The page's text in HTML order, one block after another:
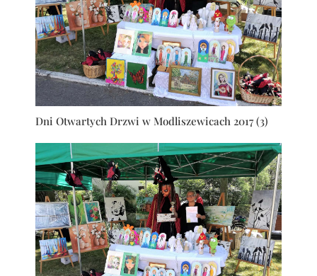
Dni Otwartych Drzwi w Modliszewicach 2017 (3)